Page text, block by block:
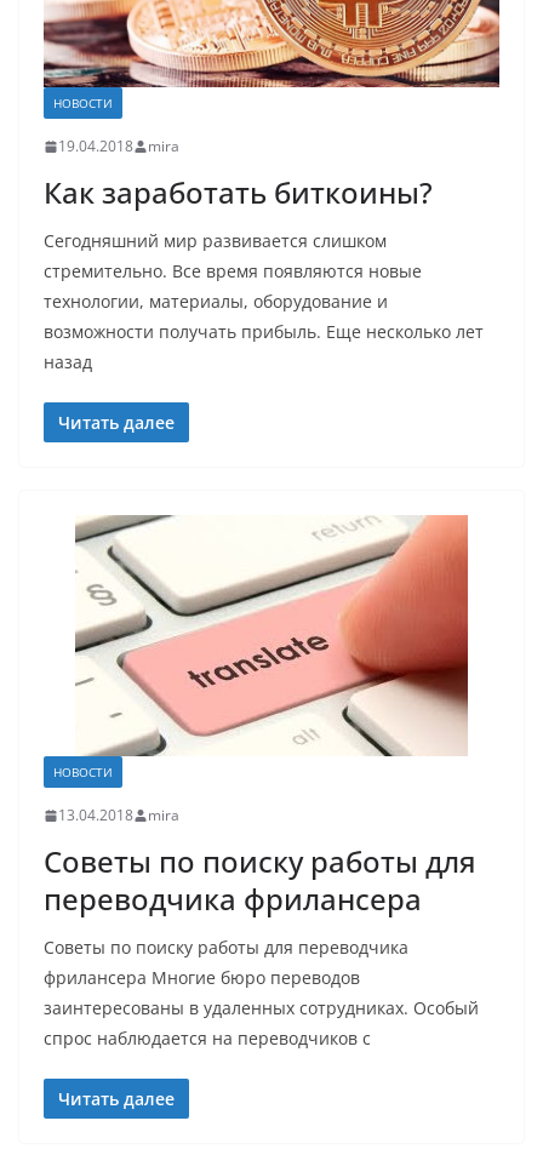
НОВОСТИ
19.04.2018 mira
Как заработать биткоины?
Сегодняшний мир развивается слишком
стремительно. Все время появляются новые
технологии, материалы, оборудование и
возможности получать прибыль. Еще несколько лет
назад
Читать далее
НОВОСТИ
13.04.2018 mira
Советы по поиску работы для
переводчика фрилансера
Советы по поиску работы для переводчика
фрилансера Многие бюро переводов
заинтересованы в удаленных сотрудниках. Особый
спрос наблюдается на переводчиков с
Читать далее